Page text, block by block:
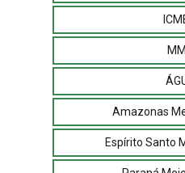
Amazonas
Espírito Santo